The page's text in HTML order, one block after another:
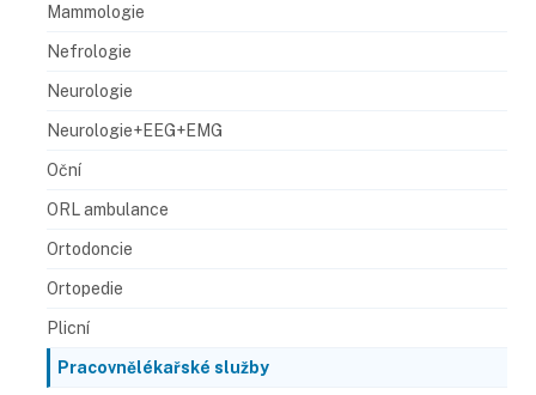
Mammologie
Nefrologie
Neurologie
Neurologie+EEG+EMG
Oční
ORL ambulance
Ortodoncie
Ortopedie
Plicní
Pracovnělékařské služby